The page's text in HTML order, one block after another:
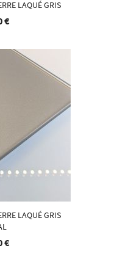
LAQUÉ GRIS
€
LAQUÉ GRIS
€